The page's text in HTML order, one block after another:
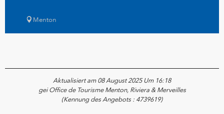
Menton
Aktualisiert am 08 August 2025 Um 16:18
gei Office de Tourisme Menton, Riviera & Merveilles
(Kennung des Angebots : 4739619)